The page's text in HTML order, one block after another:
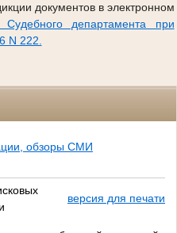
документов в электронном
Судебного департамента при
N 222.
обзоры СМИ
версия для печати